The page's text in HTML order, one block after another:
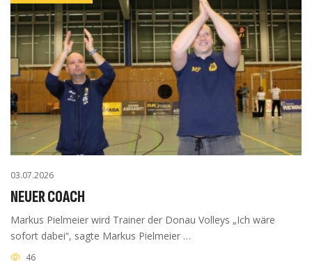
03.07.2026
NEUER COACH
Markus Pielmeier wird Trainer der Donau Volleys „Ich wäre
sofort dabei“, sagte Markus Pielmeier …
46